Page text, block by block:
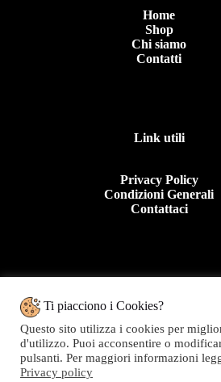
Home
Shop
Chi siamo
Contatti
Link utili
Privacy Policy
Condizioni Generali
Contattaci
Tel: +39 0963 44950
Via Forgiari, 11 – 89900 Vibo
Ti piacciono i Cookies?
Questo sito utilizza i cookies per
d'utilizzo. Puoi acconsentire o
pulsanti. Per maggiori informazioni
Privacy policy